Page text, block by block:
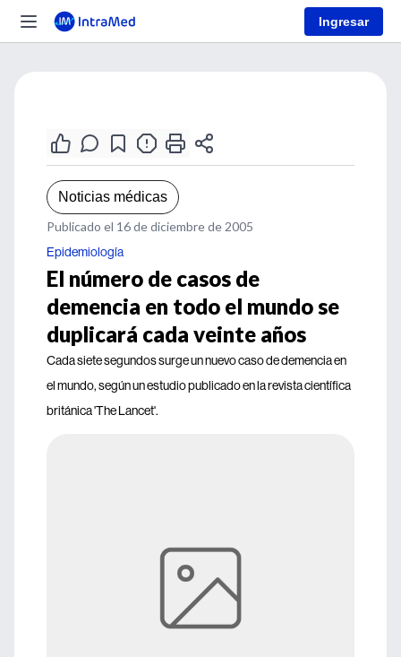
Ingresar
Noticias médicas
Publicado el 16 de diciembre de 2005
Epidemiología
El número de casos de
demencia en todo el mundo se
duplicará cada veinte años
Cada siete segundos surge un nuevo caso de demencia en
el mundo, según un estudio publicado en la revista científica
británica 'The Lancet'.